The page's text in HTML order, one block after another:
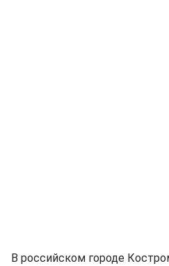
В российском городе